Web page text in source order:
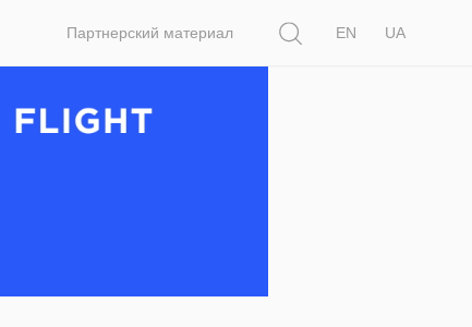
Партнерский материал
EN
UA